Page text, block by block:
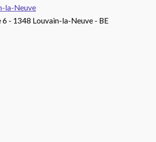
la-Neuve
6 - 1348 Louvain-la-Neuve - BE